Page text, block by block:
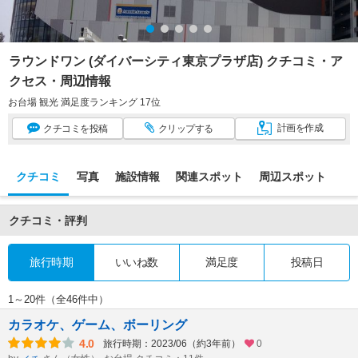
ラウンドワン (ダイバーシティ東京プラザ店) クチコミ・ア
クセス・周辺情報
お台場 観光 満足度ランキング 17位
クチコミ を投稿 クリップする 計画を作成
クチコミ 写真 施設情報 関連スポット 周辺スポット
クチコミ・評判
旅行時期 いいね数 満足度 投稿日
1～20件（全46件中）
カラオケ、ゲーム、ボーリング
4.0 旅行時期：2023/06（約3年前）
0